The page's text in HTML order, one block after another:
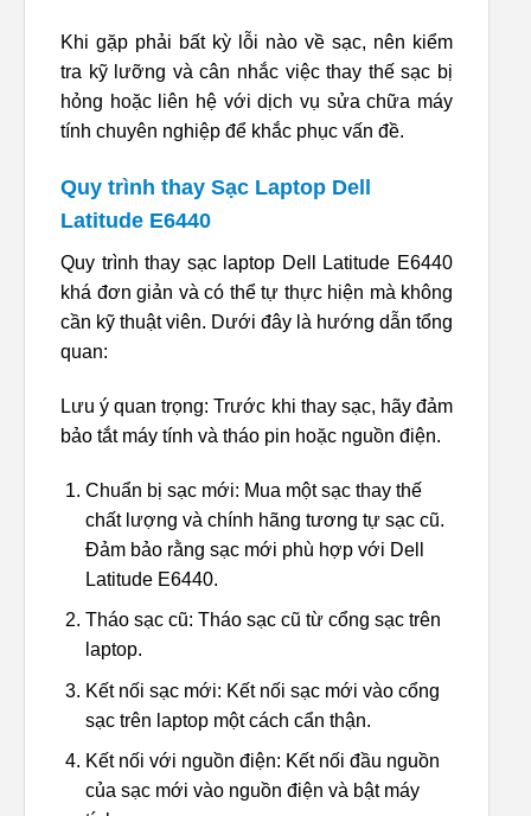
Khi gặp phải bất kỳ lỗi nào về sạc, nên kiểm
tra kỹ lưỡng và cân nhắc việc thay thế sạc bị
hỏng hoặc liên hệ với dịch vụ sửa chữa máy
tính chuyên nghiệp để khắc phục vấn đề.
Quy trình thay Sạc Laptop Dell
Latitude E6440
Quy trình thay sạc laptop Dell Latitude E6440
khá đơn giản và có thể tự thực hiện mà không
cần kỹ thuật viên. Dưới đây là hướng dẫn tổng
quan:
Lưu ý quan trọng: Trước khi thay sạc, hãy đảm
bảo tắt máy tính và tháo pin hoặc nguồn điện.
Chuẩn bị sạc mới: Mua một sạc thay thế
chất lượng và chính hãng tương tự sạc cũ.
Đảm bảo rằng sạc mới phù hợp với Dell
Latitude E6440.
Tháo sạc cũ: Tháo sạc cũ từ cổng sạc trên
laptop.
Kết nối sạc mới: Kết nối sạc mới vào cổng
sạc trên laptop một cách cẩn thận.
Kết nối với nguồn điện: Kết nối đầu nguồn
của sạc mới vào nguồn điện và bật máy